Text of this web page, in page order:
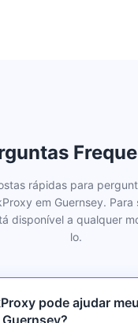
rápidas para
em Guernsey. Para
disponível a qualquer
lo.
pode ajudar